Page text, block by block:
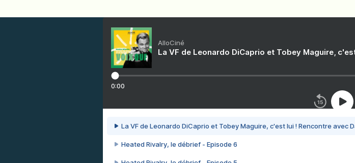
AlloCiné
La VF de Leonardo DiCaprio et Tobey Maguire,
0:00
La VF de Leonardo DiCaprio et Tobey Maguire, c'est lui ! Rencontre avec
Heated Rivalry, le débrief - Episode 6